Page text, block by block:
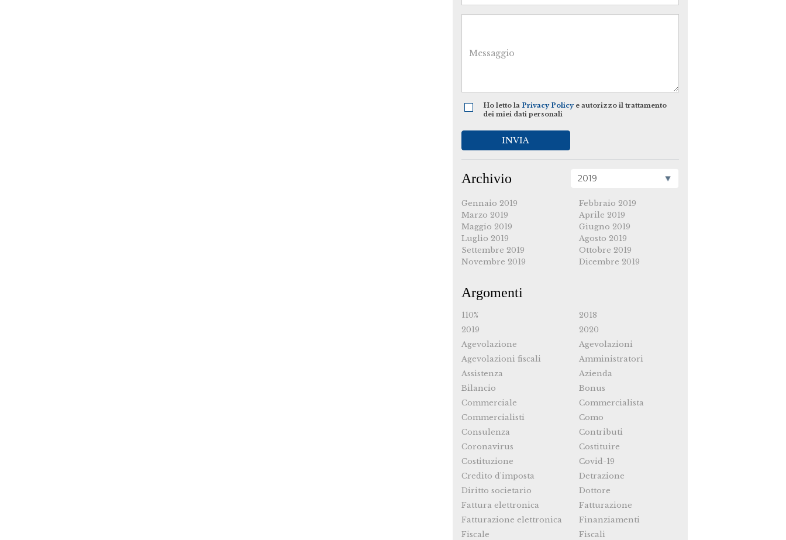
Ho letto la Privacy Policye autorizzo il trattamento
dei miei dati personali
INVIA
Archivio
Gennaio 2019
Febbraio 2019
Marzo 2019
Aprile 2019
Maggio 2019
Giugno 2019
Luglio 2019
Agosto 2019
Settembre 2019
Ottobre 2019
Novembre 2019
Dicembre 2019
Argomenti
110%
2018
2019
2020
Agevolazione
Agevolazioni
Agevolazioni fiscali
Amministratori
Assistenza
Azienda
Bilancio
Bonus
Commerciale
Commercialista
Commercialisti
Como
Consulenza
Contributi
Coronavirus
Costituire
Costituzione
Covid-19
Credito d'imposta
Detrazione
Diritto societario
Dottore
Fattura elettronica
Fatturazione
Fatturazione elettronica
Finanziamenti
Fiscale
Fiscali